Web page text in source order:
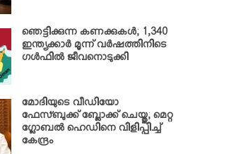
ഞെട്ടിക്കുന്ന കണക്കുകള്‍; 1,340
ഇന്ത്യക്കാര്‍ മൂന്ന് വര്‍ഷത്തിനിടെ
ഗള്‍ഫില്‍ ജീവനൊടുക്കി
മോദിയുടെ വീഡിയോ
ഫേസ്ബുക്ക് ബ്ലോക്ക് ചെയ്തു; മെറ്റ
ഗ്ലോബല്‍ ഹെഡിനെ വിളിപ്പിച്ച്
കേന്ദ്രം